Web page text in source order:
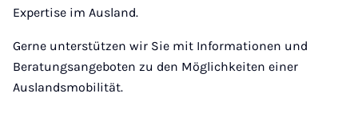
Expertise im Ausland.
Gerne unterstützen wir Sie mit Informationen und
Beratungsangeboten zu den Möglichkeiten einer
Auslandsmobilität.